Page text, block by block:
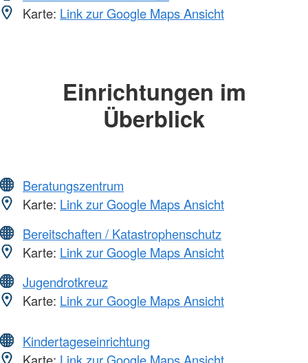
Karte: Link zur Google Maps Ansicht
Einrichtungen im
Überblick
Beratungszentrum
Karte: Link zur Google Maps Ansicht
Bereitschaften / Katastrophenschutz
Karte: Link zur Google Maps Ansicht
Jugendrotkreuz
Karte: Link zur Google Maps Ansicht
Kindertageseinrichtung
Karte: Link zur Google Maps Ansicht